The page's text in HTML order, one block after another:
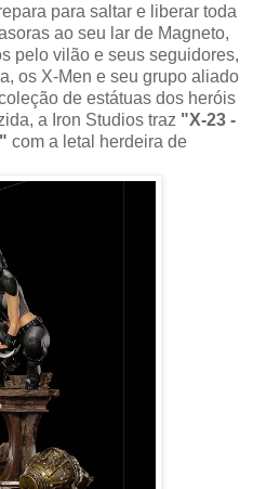
para saltar e liberar toda
ao seu lar de Magneto,
pelo vilão e seus seguidores,
os X-Men e seu grupo aliado
de estátuas dos heróis
a Iron Studios traz "X-23 -
com a letal herdeira de